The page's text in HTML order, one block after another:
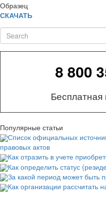
Образец
СКАЧАТЬ
Search
8 800
Бесплатная
Популярные статьи
Список официальных
правовых актов
Как отразить в учете
Как определить статус
За какой период может быть
Как организации рассчитать